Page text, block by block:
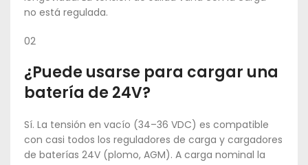
no está regulada.
02
¿Puede usarse para cargar una
batería de 24V?
Sí. La tensión en vacío (34–36 VDC) es compatible
con casi todos los reguladores de carga y cargadores
de baterías 24V (plomo, AGM). A carga nominal la